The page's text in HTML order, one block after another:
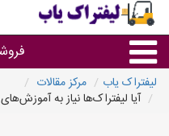
لیفتراک یاب
مرکز مقالات
آیا لیفتراک‌ها نیاز به